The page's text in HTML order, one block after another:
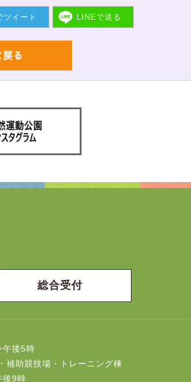
ツイート LINEで送る
戻る
総合受付
後5時
補助競技場・トレーニング棟
後9時